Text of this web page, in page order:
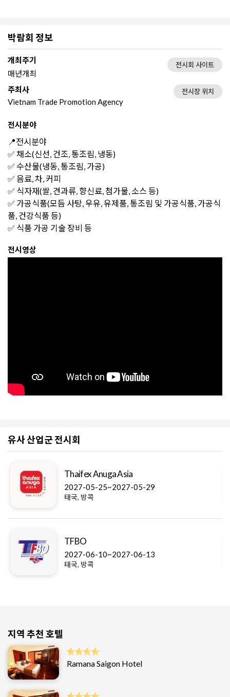
박람회 정보
개최주기
매년개최
전시회 사이트
주최사
Vietnam Trade Promotion Agency
전시장 위치
전시분야
📍전시분야
✅ 채소(신선, 건조, 통조림, 냉동)
✅ 수산물(냉동, 통조림, 가공)
✅ 음료, 차, 커피
✅ 식자재(쌀, 견과류, 향신료, 첨가물, 소스 등)
✅ 가공식품(모듬 사탕, 우유, 유제품, 통조림 및 가공식품, 가공식
품, 건강식품 등)
✅ 식품 가공 기술 장비 등
전시영상
유사 산업군 전시회
Thaifex Anuga Asia
2027-05-25~2027-05-29
태국, 방콕
TFBO
2027-06-10~2027-06-13
태국, 방콕
지역 추천 호텔
Ramana Saigon Hotel